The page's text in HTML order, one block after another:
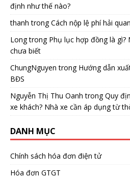
định như thế nào?
thanh trongCách nộp lệ phí hải
Longtrong Phụ lục hợp đồng là
chưa biết
ChungNguyen trong Hướng dẫn
BĐS
Nguyễn Thị Thu Oanh trongQuy
xe khách? Nhà xe cần áp dụng từ
DANH MỤC
Chính sách hóa đơn điện tử
Hóa đơn GTGT